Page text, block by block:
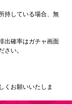
持している場合、無
出確率はガチャ画面
さい。
くお願いいたしま